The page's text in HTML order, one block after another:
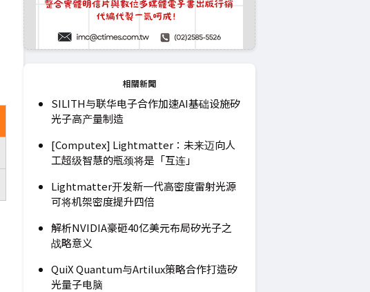
相關新聞
SILITH与联华电子合作加速AI基础设施矽
光子高产量制造
[Computex] Lightmatter：未来迈向人
工超级智慧的瓶颈将是「互连」
Lightmatter开发新一代高密度雷射光源
可将机架密度提升四倍
解析NVIDIA豪砸40亿美元布局矽光子之
战略意义
QuiX Quantum与Artilux策略合作打造矽
光量子电脑